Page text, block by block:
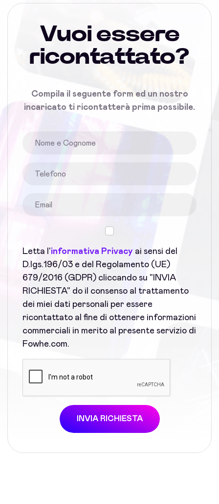
Vuoi essere
ricontattato?
Compila il seguente form ed un nostro
incaricato ti ricontatterà prima possibile.
Letta l'informativa Privacy ai sensi del
D.lgs.196/03 e del Regolamento (UE)
679/2016 (GDPR) cliccando su "INVIA
RICHIESTA" do il consenso al trattamento
dei miei dati personali per essere
ricontattato al fine di ottenere informazioni
commerciali in merito al presente servizio di
Fowhe.com.
INVIA RICHIESTA